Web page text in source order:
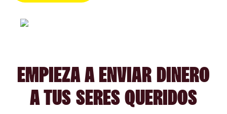
EMPIEZA A ENVIAR DINERO
A TUS SERES QUERIDOS